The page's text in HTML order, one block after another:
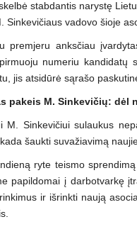
stabdantis narystę
Sinkevičiaus vadovo šioje
premjeru anksčiau
numeriu kandidatų
jis atsidūrė sąrašo
pakeis M. Sinkevičių:
M. Sinkevičiui sulaukus
šaukti suvažiavimą
ryte teismo
papildomai į darbotvarkę
ir išrinkti naują